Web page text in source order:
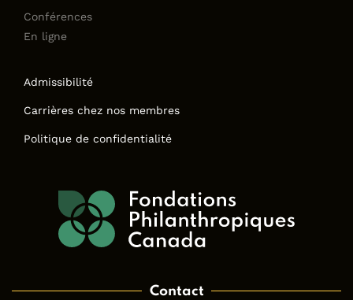
Conférences
En ligne
Admissibilité
Carrières chez nos membres
Politique de confidentialité
Contact